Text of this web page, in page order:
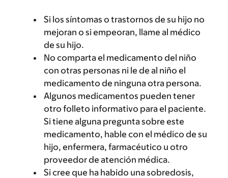
Si los síntomas o trastornos de su hijo no
mejoran o si empeoran, llame al médico
de su hijo.
No comparta el medicamento del niño
con otras personas ni le de al niño el
medicamento de ninguna otra persona.
Algunos medicamentos pueden tener
otro folleto informativo para el paciente.
Si tiene alguna pregunta sobre este
medicamento, hable con el médico de su
hijo, enfermera, farmacéutico u otro
proveedor de atención médica.
Si cree que ha habido una sobredosis,